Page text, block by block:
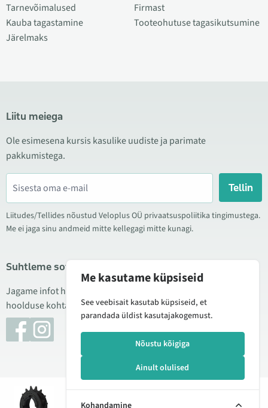
42,00 € - 49,00 € Lisan
Tarnevõimalused
Kauba tagastamine
Järelmaks
Firmast
Tooteohutuse tagasikutsumine
Liitu meiega
Ole esimesena kursis kasulike uudiste ja parimate
pakkumistega.
Tellin
Liitudes/Tellides nõustud Veloplus OÜ privaatsuspoliitika tingimustega.
Me ei jaga sinu andmeid mitte kellegagi mitte kunagi.
Suhtleme sotsiaalmeedias
Jagame infot hea hinna kampaaniate, uute toodete ning
hoolduse kohta. Mõnikord teeme ka tooteülevaateid.
© 2026 Veloplus OÜ. Kõik õigused kaitstud
Me kasutame küpsiseid
See veebisait kasutab küpsiseid, et
parandada üldist kasutajakogemust.
Nõustu kõigiga
Ainult olulised